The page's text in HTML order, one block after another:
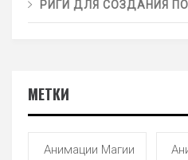
РИГИ ДЛЯ СОЗДАНИЯ
МЕТКИ
Анимации Магии